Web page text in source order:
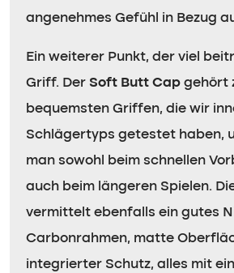
angenehmes Gefühl in Bezug
Ein weiterer Punkt, der viel
Griff. Der Soft Butt Cap gehört
bequemsten Griffen, die wir
Schlägertyps getestet haben,
man sowohl beim schnellen
auch beim längeren Spielen.
vermittelt ebenfalls ein gutes
Carbonrahmen, matte
integrierter Schutz, alles mit